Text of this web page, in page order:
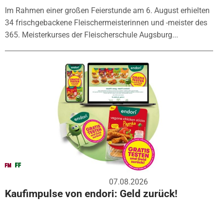
Im Rahmen einer großen Feierstunde am 6. August erhielten
34 frischgebackene Fleischermeisterinnen und -meister des
365. Meisterkurses der Fleischerschule Augsburg...
07.08.2026
Kaufimpulse von endori: Geld zurück!